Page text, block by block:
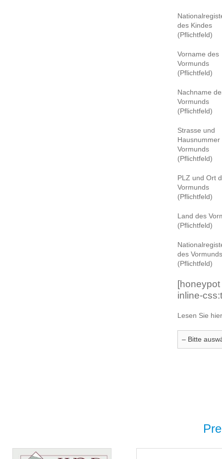
des Kindes
(Pflichtfeld)
Vorname des
Vormunds
(Pflichtfeld)
Nachname
Vormunds
(Pflichtfeld)
Strasse und
Hausnummer
Vormunds
(Pflichtfeld)
PLZ und Ort
Vormunds
(Pflichtfeld)
Land des
(Pflichtfeld)
des
(Pflichtfeld)
inline-
Lesen Sie